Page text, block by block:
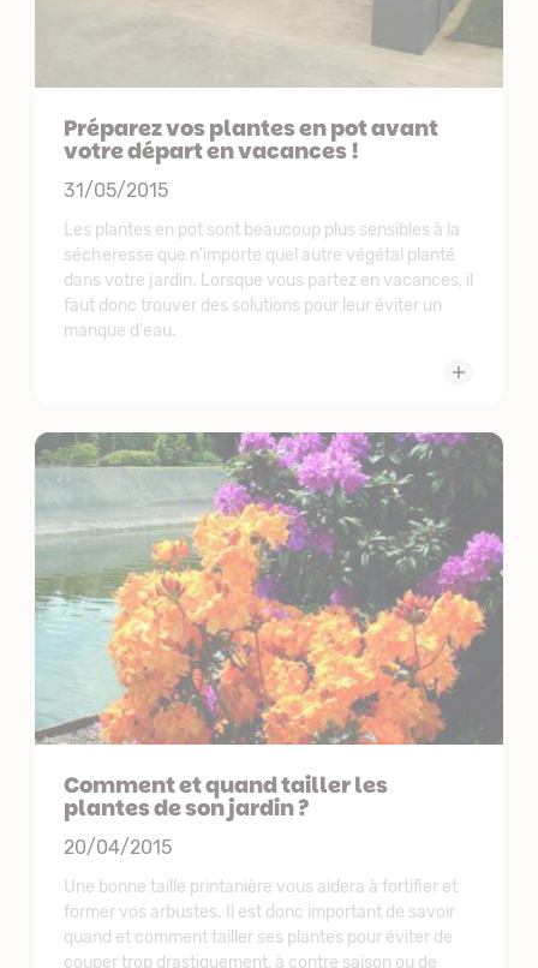
Préparez vos plantes en pot avant
votre départ en vacances !
31/05/2015
Les plantes en pot sont beaucoup plus sensibles à la
sécheresse que n'importe quel autre végétal planté
dans votre jardin. Lorsque vous partez en vacances, il
faut donc trouver des solutions pour leur éviter un
manque d'eau.
Comment et quand tailler les
plantes de son jardin ?
20/04/2015
Une bonne taille printanière vous aidera à fortifier et
former vos arbustes. Il est donc important de savoir
quand et comment tailler ses plantes pour éviter de
couper trop drastiquement, à contre saison ou de